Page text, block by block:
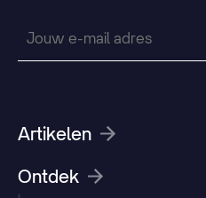
Artikelen
Ontdek